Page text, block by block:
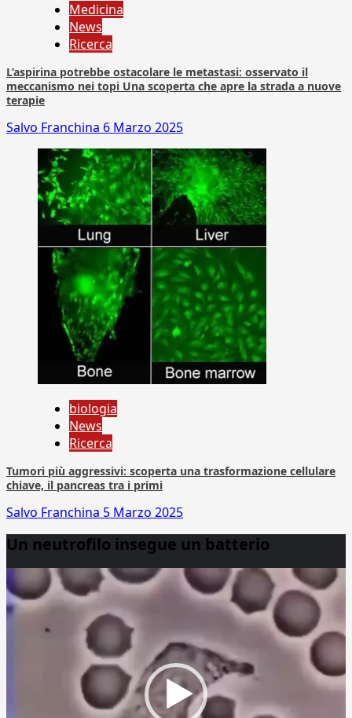
Medicina
News
Ricerca
L’aspirina potrebbe ostacolare le metastasi: osservato il
meccanismo nei topi Una scoperta che apre la strada a nuove
terapie
Salvo Franchina 6 Marzo 2025
biologia
News
Ricerca
Tumori più aggressivi: scoperta una trasformazione cellulare
chiave, il pancreas tra i primi
Salvo Franchina 5 Marzo 2025
Un neutrofilo insegue un batterio
Player